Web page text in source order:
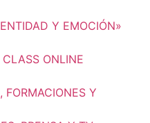
Y EMOCIÓN»
ONLINE
Y